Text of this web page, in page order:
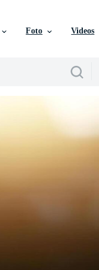
Foto Videos